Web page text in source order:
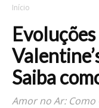
Início
Saiba
Amor no Ar: Como